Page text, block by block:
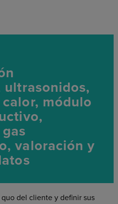
módulo
valoración y
del cliente y definir sus